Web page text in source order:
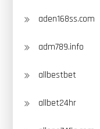
aden168ss.com
adm789.info
allbestbet
allbet24hr